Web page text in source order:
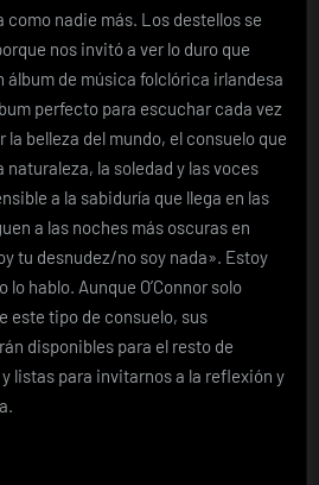
nadie más. Los destellos se
nos invitó a ver lo duro que
álbum de música folclórica irlandesa
perfecto para escuchar cada vez
belleza del mundo, el consuelo que
naturaleza, la soledad y las voces
a la sabiduría que llega en las
a las noches más oscuras en
tu desnudez/no soy nada». Estoy
hablo. Aunque O’Connor solo
este tipo de consuelo, sus
disponibles para el resto de
listas para invitarnos a la reflexión y